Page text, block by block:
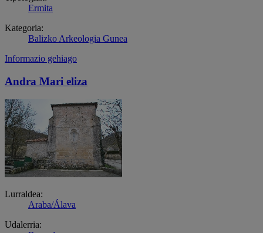
Ermita
Kategoria:
Balizko Arkeologia Gunea
Informazio gehiago
Andra Mari eliza
Lurraldea:
Araba/Álava
Udalerria: